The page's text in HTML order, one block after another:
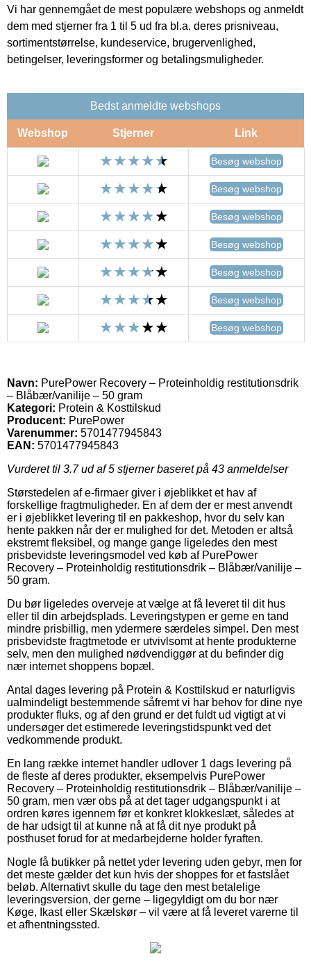
Vi har gennemgået de mest populære webshops og anmeldt
dem med stjerner fra 1 til 5 ud fra bl.a. deres prisniveau,
sortimentstørrelse, kundeservice, brugervenlighed,
betingelser, leveringsformer og betalingsmuligheder.
Bedst anmeldte webshops
Webshop Stjerner Link
Besøg webshop
Besøg webshop
Besøg webshop
Besøg webshop
Besøg webshop
Besøg webshop
Besøg webshop
Navn: PurePower Recovery – Proteinholdig restitutionsdrik
– Blåbær/vanilije – 50 gram
Kategori: Protein & Kosttilskud
Producent: PurePower
Varenummer: 5701477945843
EAN: 5701477945843
Vurderet til 3.7ud af 5 stjerner baseret på 43 anmeldelser
Størstedelen af e-firmaer giver i øjeblikket et hav af
forskellige fragtmuligheder. En af dem der er mest anvendt
er i øjeblikket levering til en pakkeshop, hvor du selv kan
hente pakken når der er mulighed for det. Metoden er altså
ekstremt fleksibel, og mange gange ligeledes den mest
prisbevidste leveringsmodel ved køb af PurePower
Recovery – Proteinholdig restitutionsdrik – Blåbær/vanilije –
50 gram.
Du bør ligeledes overveje at vælge at få leveret til dit hus
eller til din arbejdsplads. Leveringstypen er gerne en tand
mindre prisbillig, men ydermere særdeles simpel. Den mest
prisbevidste fragtmetode er utvivlsomt at hente produkterne
selv, men den mulighed nødvendiggør at du befinder dig
nær internet shoppens bopæl.
Antal dages levering på Protein & Kosttilskud er naturligvis
ualmindeligt bestemmende såfremt vi har behov for dine nye
produkter fluks, og af den grund er det fuldt ud vigtigt at vi
undersøger det estimerede leveringstidspunkt ved det
vedkommende produkt.
En lang række internet handler udlover 1 dags levering på
de fleste af deres produkter, eksempelvis PurePower
Recovery – Proteinholdig restitutionsdrik – Blåbær/vanilije –
50 gram, men vær obs på at det tager udgangspunkt i at
ordren køres igennem før et konkret klokkeslæt, således at
de har udsigt til at kunne nå at få dit nye produkt på
posthuset forud for at medarbejderne holder fyraften.
Nogle få butikker på nettet yder levering uden gebyr, men for
det meste gælder det kun hvis der shoppes for et fastslået
beløb. Alternativt skulle du tage den mest betalelige
leveringsversion, der gerne – ligegyldigt om du bor nær
Køge, Ikast eller Skælskør – vil være at få leveret varerne til
et afhentningssted.